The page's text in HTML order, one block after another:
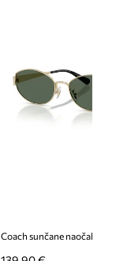
Coach sunčane naočale za